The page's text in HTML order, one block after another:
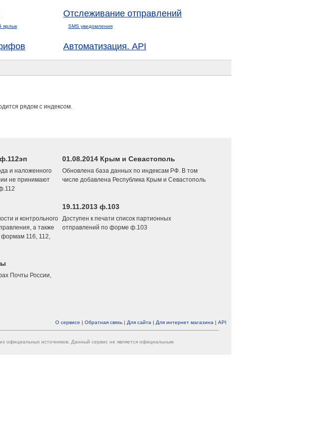
ярлык
Отслеживание отправлений
SMS уведомления
Автоматизация. API
рядом с индексом.
и наложенного
не принимают
01.08.2014 Крым и Севастополь
Обновлена база данных по индексам РФ. В том
числе добавлена Республика Крым и Севастополь
и контрольного
а также
формам 116, 112,
19.11.2013 ф.103
Доступен к печати список партионных
отправлений по форме ф.103
Почты России,
О сервисе | Обратная связь | Для сайта | Для интернет магазина | API
официальных источников. Данный сервис не является официальным